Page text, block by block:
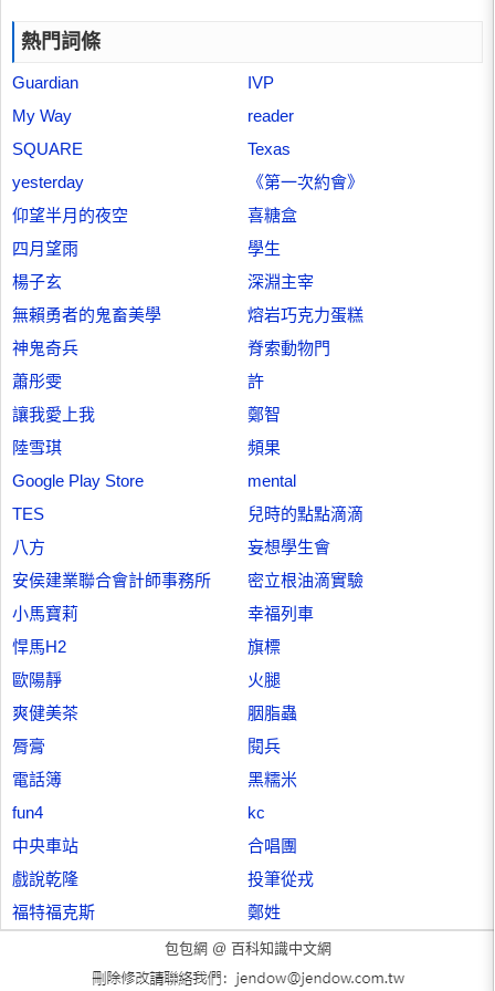
熱門詞條
Guardian
IVP
My Way
reader
SQUARE
Texas
yesterday
《第一次約會》
仰望半月的夜空
喜糖盒
四月望雨
學生
楊子玄
深淵主宰
無賴勇者的鬼畜美學
熔岩巧克力蛋糕
神鬼奇兵
脊索動物門
蕭彤雯
許
讓我愛上我
鄭智
陸雪琪
頻果
Google Play Store
mental
TES
兒時的點點滴滴
八方
妄想學生會
安侯建業聯合會計師事務所
密立根油滴實驗
小馬寶莉
幸福列車
悍馬H2
旗標
歐陽靜
火腿
爽健美茶
胭脂蟲
脣膏
閱兵
電話簿
黑糯米
fun4
kc
中央車站
合唱團
戲說乾隆
投筆從戎
福特福克斯
鄭姓
包包網 @ 百科知識中文網